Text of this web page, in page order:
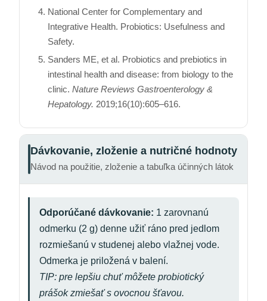
National Center for Complementary and
Integrative Health. Probiotics: Usefulness and
Safety.
Sanders ME, et al. Probiotics and prebiotics in
intestinal health and disease: from biology to the
clinic. Nature Reviews Gastroenterology &
Hepatology. 2019;16(10):605–616.
Dávkovanie, zloženie a nutričné hodnoty
Návod na použitie, zloženie a tabuľka účinných látok
Odporúčané dávkovanie: 1 zarovnanú
odmerku (2 g) denne užiť ráno pred jedlom
rozmiešanú v studenej alebo vlažnej vode.
Odmerka je priložená v balení.
TIP: pre lepšiu chuť môžete probiotický
prášok zmiešať s ovocnou šťavou.